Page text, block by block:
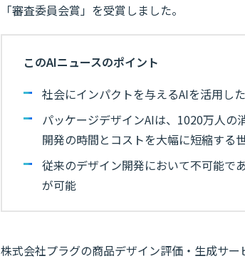
「審査委員会賞」を受賞しました。
このAIニュースのポイント
社会にインパクトを与えるAIを活用し
パッケージデザインAIは、1020万人
開発の時間とコストを大幅に短縮する
従来のデザイン開発において不可能で
が可能
株式会社プラグの商品デザイン評価・生成サ